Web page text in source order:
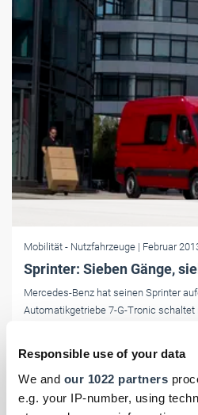
Responsible use of your data
We and our 1022 partners
e.g. your IP-number, using
Mobilität - Nutzfahrzeuge | Februar
Sprinter: Sieben Gänge,
Mercedes-Benz hat seinen Sprinter
Automatikgetriebe 7-G-Tronic